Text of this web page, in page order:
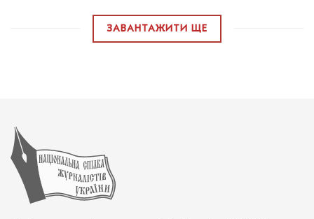
ЗАВАНТАЖИТИ ЩЕ